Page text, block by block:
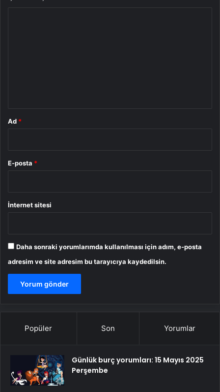
Ad *
E-posta *
İnternet sitesi
Daha sonraki yorumlarımda kullanılması için adım, e-posta
adresim ve site adresim bu tarayıcıya kaydedilsin.
Popüler Son Yorumlar
Günlük burç yorumları: 15 Mayıs 2025
Perşembe